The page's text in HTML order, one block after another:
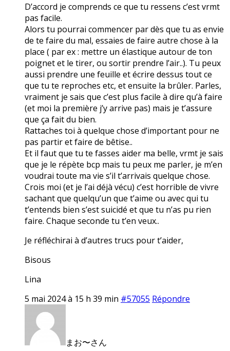
D’accord je comprends ce que tu ressens c’est vrmt
pas facile.
Alors tu pourrai commencer par dès que tu as envie
de te faire du mal, essaies de faire autre chose à la
place ( par ex : mettre un élastique autour de ton
poignet et le tirer, ou sortir prendre l’air..). Tu peux
aussi prendre une feuille et écrire dessus tout ce
que tu te reproches etc, et ensuite la brûler. Parles,
vraiment je sais que c’est plus facile à dire qu’à faire
(et moi la première j’y arrive pas) mais je t’assure
que ça fait du bien.
Rattaches toi à quelque chose d’important pour ne
pas partir et faire de bêtise..
Et il faut que tu te fasses aider ma belle, vrmt je sais
que je le répète bcp mais tu peux me parler, je m’en
voudrai toute ma vie s’il t’arrivais quelque chose.
Crois moi (et je l’ai déjà vécu) c’est horrible de vivre
sachant que quelqu’un que t’aime ou avec qui tu
t’entends bien s’est suicidé et que tu n’as pu rien
faire. Chaque seconde tu t’en veux..
Je réfléchirai à d’autres trucs pour t’aider,
Bisous
Lina
5 mai 2024 à 15 h 39 min #57055 Répondre
まお〜さん